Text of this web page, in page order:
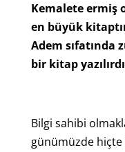
Kemalete ermiş
en büyük
Adem sıfatında
bir kitap
Bilgi sahibi
günümüzde